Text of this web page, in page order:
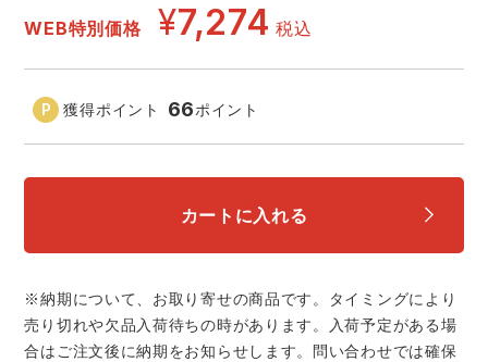
刺繍・プリント加工対象商品
コーコス ランキング
アイトス ランキング
ジーベック ランキング
ネーム刺繍・プリント加工対象商品
作業着
ニオイクリア
エアークラフト 自重堂
サーヴォ
アタックベース サンエス
WEB特別価格 ¥7,274 税込
獲得ポイント 66ポイント
カートに入れる
※納期について、お取り寄せの商品です。タイミングにより
売り切れや欠品入荷待ちの時があります。入荷予定がある場
合はご注文後に納期をお知らせします。問い合わせでは確保